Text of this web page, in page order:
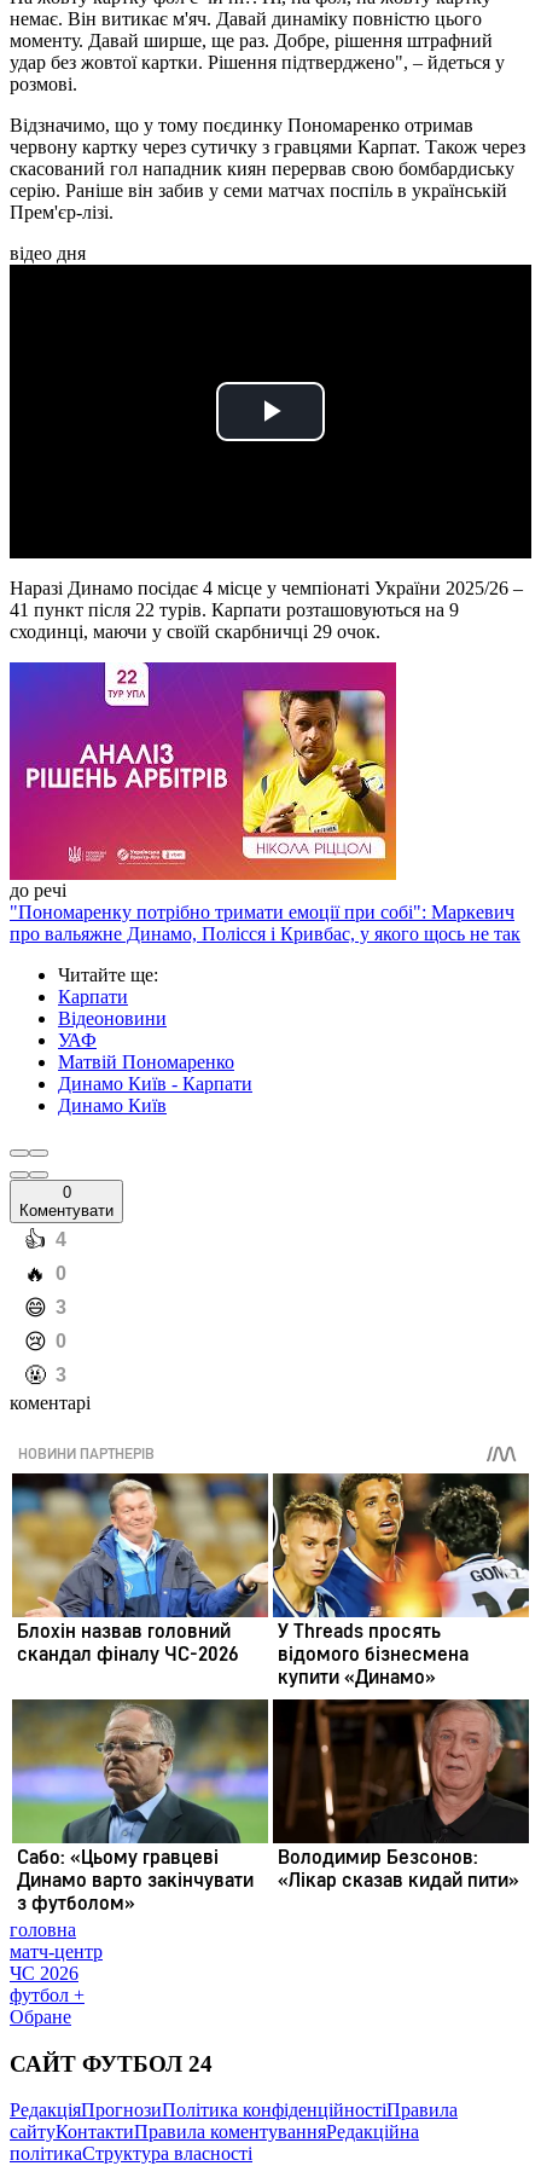
немає. Він витикає м'яч. Давай динаміку повністю цього
моменту. Давай ширше, ще раз. Добре, рішення штрафний
удар без жовтої картки. Рішення підтверджено", – йдеться у
розмові.
Відзначимо, що у тому поєдинку Пономаренко отримав
червону картку через сутичку з гравцями Карпат. Також через
скасований гол нападник киян перервав свою бомбардиську
серію. Раніше він забив у семи матчах поспіль в українській
Прем'єр-лізі.
відео дня
Play
Наразі Динамо посідає 4 місце у чемпіонаті України 2025/26 –
41 пункт після 22 турів. Карпати розташовуються на 9
сходинці, маючи у своїй скарбничці 29 очок.
до речі
"Пономаренку потрібно тримати емоції при собі": Маркевич
про вальяжне Динамо, Полісся і Кривбас, у якого щось не так
Читайте ще:
Карпати
Відеоновини
УАФ
Матвій Пономаренко
Динамо Київ - Карпати
Динамо Київ
0
Коментувати
️👍 4
️🔥 0
️😄 3
️😢 0
️🤬 3
коментарі
головна
матч-центр
ЧС 2026
футбол +
Обране
САЙТ ФУТБОЛ 24
РедакціяПрогнозиПолітика конфіденційностіПравила
сайтуКонтактиПравила коментуванняРедакційна
політикаСтруктура власності